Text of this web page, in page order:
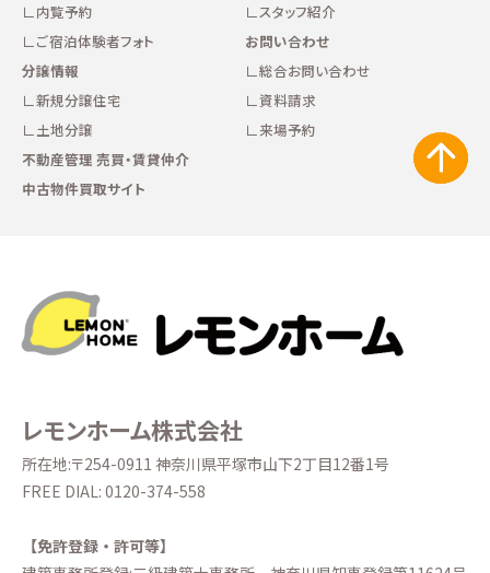
内覧予約
ご宿泊体験者フォト
分譲情報
新規分譲住宅
土地分譲
不動産管理 売買・賃貸仲介
中古物件買取サイト
スタッフ紹介
お問い合わせ
総合お問い合わせ
資料請求
来場予約
レモンホーム株式会社
所在地:〒254-0911 神奈川県平塚市山下2丁目12番1号
FREE DIAL: 0120-374-558
【免許登録・許可等】